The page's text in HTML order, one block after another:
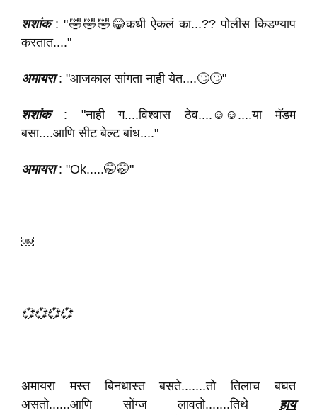
शशांक: "🤣🤣🤣😂कधी ऐकलं का...?? पोलीस किडण्याप
करतात...."
अमायरा: "आजकाल सांगता नाही येत....🙄🙄"
शशांक: "नाही ग....विश्वास ठेव....☺️☺️....या मॅडम
बसा....आणि सीट बेल्ट बांध...."
अमायरा: "Ok.....🤭🤭"
￼
💞💞💞💞
अमायरा मस्त बिनधास्त बसते.......तो तिलाच बघत
असतो......आणि सोंग्ज लावतो.......तिथे हाय